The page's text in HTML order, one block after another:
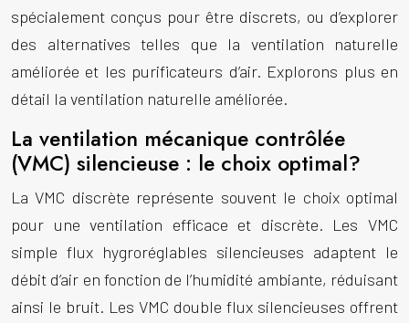
spécialement conçus pour être discrets, ou d’explorer
des alternatives telles que la ventilation naturelle
améliorée et les purificateurs d’air. Explorons plus en
détail la ventilation naturelle améliorée.
La ventilation mécanique contrôlée
(VMC) silencieuse : le choix optimal?
La VMC discrète représente souvent le choix optimal
pour une ventilation efficace et discrète. Les VMC
simple flux hygroréglables silencieuses adaptent le
débit d’air en fonction de l’humidité ambiante, réduisant
ainsi le bruit. Les VMC double flux silencieuses offrent